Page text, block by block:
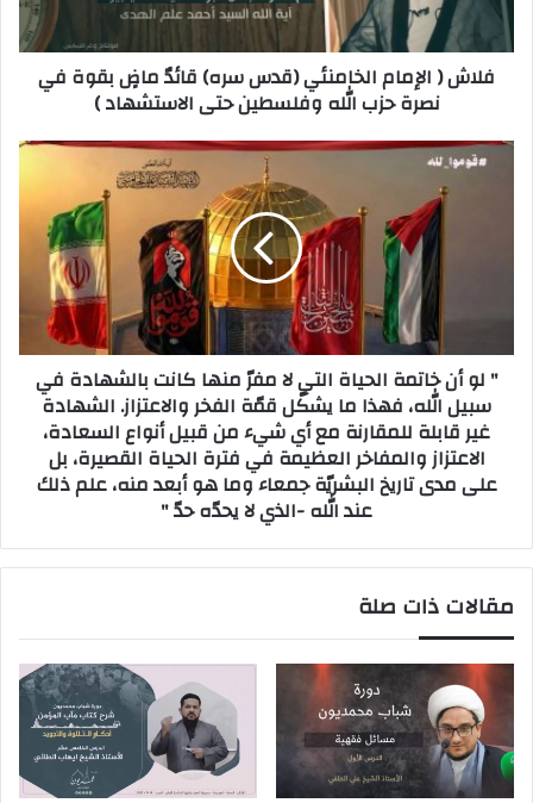
فلاش ( الإمام الخامنئي (قدس سره) قائدٌ ماضٍ بقوة في
نصرة حزب الله وفلسطين حتى الاستشهاد )
" لو أن خاتمة الحياة التي لا مفرّ منها كانت بالشهادة في
سبيل الله، فهذا ما يشكّل قمّة الفخر والاعتزاز. الشهادة
غير قابلة للمقارنة مع أي شيء من قبيل أنواع السعادة،
الاعتزاز والمفاخر العظيمة في فترة الحياة القصيرة، بل
على مدى تاريخ البشريّة جمعاء وما هو أبعد منه، علم ذلك
عند الله -الذي لا يحدّه حدّ "
مقالات ذات صلة